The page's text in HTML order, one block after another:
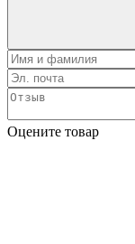
Оцените товар